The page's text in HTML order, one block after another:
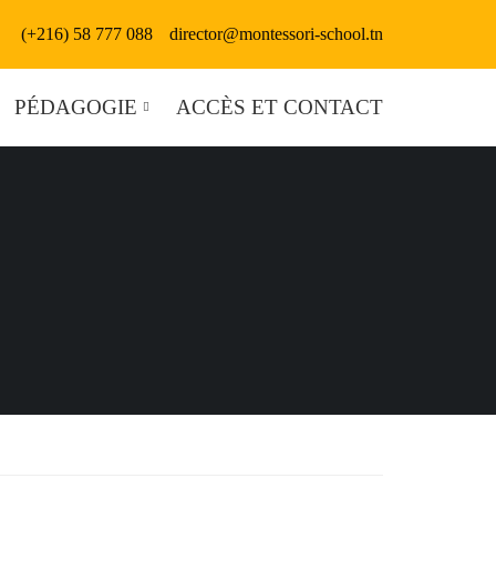
(+216) 58 777 088 director@montessori-school.tn
PÉDAGOGIE ACCÈS ET CONTACT